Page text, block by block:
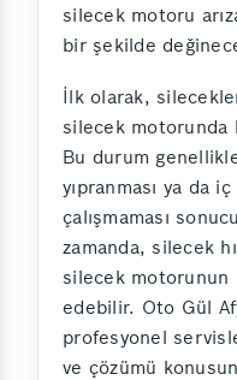
silecek motoru
bir şekilde
İlk olarak,
silecek motorunda
Bu durum
yıpranması ya da
çalışmaması
zamanda, silecek
silecek motorunun
edebilir. Oto Gül
profesyonel
ve çözümü